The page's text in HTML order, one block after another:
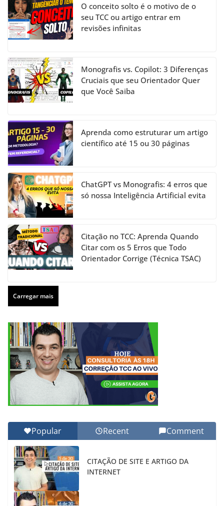
O conceito solto é o motivo de o
seu TCC ou artigo entrar em
revisões infinitas
Monografis vs. Copilot: 3 Diferenças
Cruciais que seu Orientador Quer
que Você Saiba
Aprenda como estruturar um artigo
científico até 15 ou 30 páginas
ChatGPT vs Monografis: 4 erros que
só nossa Inteligência Artificial evita
Citação no TCC: Aprenda Quando
Citar com os 5 Erros que Todo
Orientador Corrige (Técnica TSAC)
Carregar mais
Popular Recent Comment
CITAÇÃO DE SITE E ARTIGO DA
INTERNET